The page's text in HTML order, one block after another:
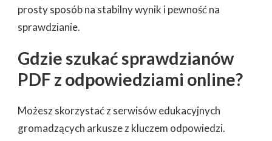
prosty sposób na stabilny wynik i pewność na
sprawdzianie.
Gdzie szukać sprawdzianów
PDF z odpowiedziami online?
Możesz skorzystać z serwisów edukacyjnych
gromadzących arkusze z kluczem odpowiedzi.